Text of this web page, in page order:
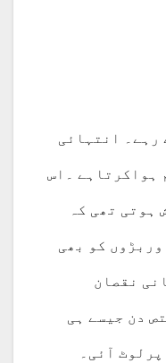
رہے۔ انتہائی
ہواکرتاہے ۔اس
ہوتی تھی کہ
کو بھی
نقصان
دن جیسے ہی
آئی۔